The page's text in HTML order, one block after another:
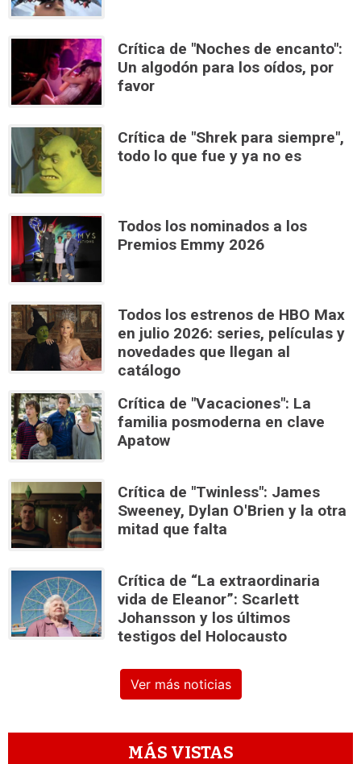
Crítica de "Noches de encanto":
Un algodón para los oídos, por
favor
Crítica de "Shrek para siempre",
todo lo que fue y ya no es
Todos los nominados a los
Premios Emmy 2026
Todos los estrenos de HBO Max
en julio 2026: series, películas y
novedades que llegan al
catálogo
Crítica de "Vacaciones": La
familia posmoderna en clave
Apatow
Crítica de "Twinless": James
Sweeney, Dylan O'Brien y la otra
mitad que falta
Crítica de “La extraordinaria
vida de Eleanor”: Scarlett
Johansson y los últimos
testigos del Holocausto
Ver más noticias
MÁS VISTAS